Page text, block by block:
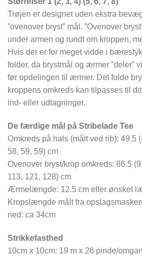
Trøjen er designet uden ekstra
”ovenover bryst” mål. ”Ovenover
under armen og rundt om kroppen,
Hvis der er for meget vidde i
folder, da brystmål og ærmer ”deler”
før opdelingen til ærmer. Det fulde
kroppens omkreds kan tilpasses til
ind- eller udtagninger.
De færdige mål på Stribelade Tee
Omkreds på hals (målt ved rib): 49.5
58, 59, 59) cm
Ovenover bryst/krop omkreds: 86.5
113, 121, 128) cm
Ærmelængde: 12.5 cm eller ønsket
Kropslængde målt fra
ned: ca 34cm
Strikkefasthed
10cm x 10cm: 19 m x 26 pinde/